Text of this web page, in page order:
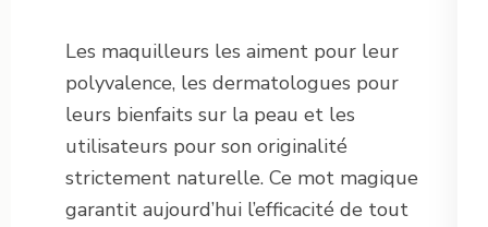
Les maquilleurs les aiment pour leur
polyvalence, les dermatologues pour
leurs bienfaits sur la peau et les
utilisateurs pour son originalité
strictement naturelle. Ce mot magique
garantit aujourd’hui l’efficacité de tout